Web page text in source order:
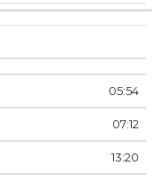
05:54
07:12
13:20